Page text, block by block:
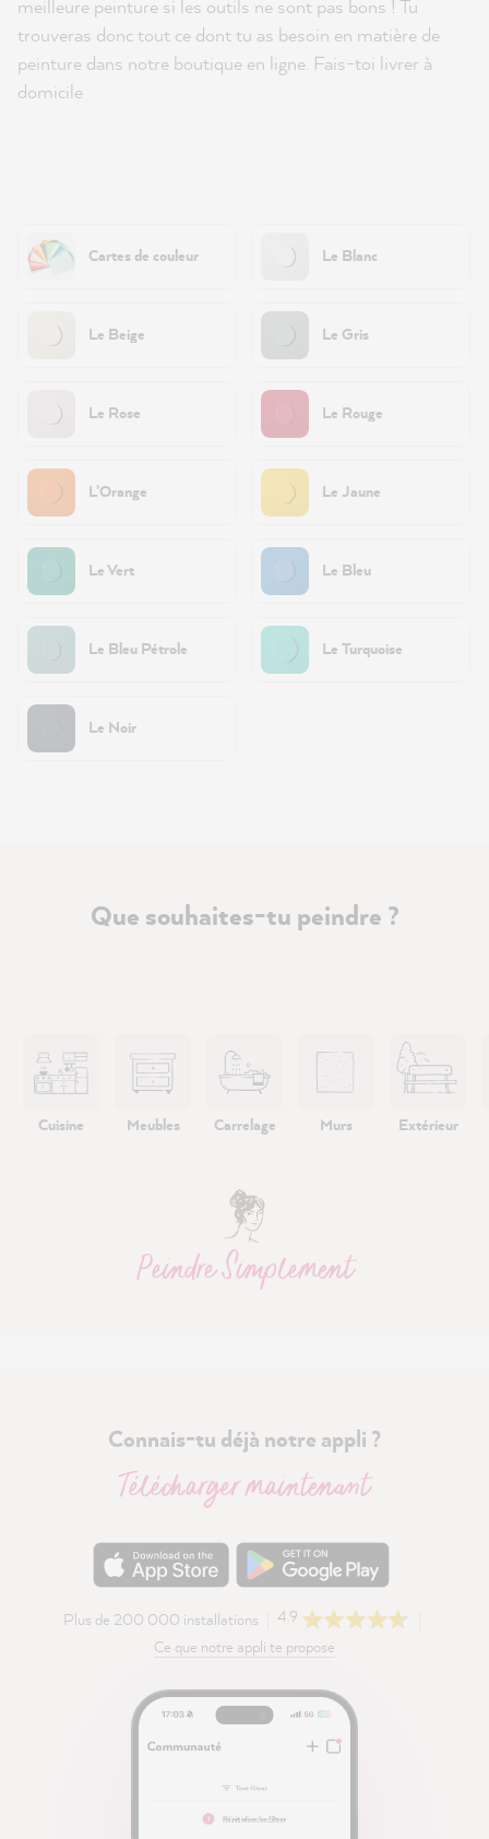
meilleure peinture si les outils ne sont pas bons ! Tu
trouveras donc tout ce dont tu as besoin en matière de
peinture dans notre boutique en ligne. Fais-toi livrer à
domicile
Cartes de couleur Le Blanc
Le Beige Le Gris
Le Rose Le Rouge
L’Orange Le Jaune
Le Vert Le Bleu
Le Bleu Pétrole Le Turquoise
Le Noir
Que souhaites-tu peindre ?
Peindre Simplement
Cuisine Meubles Carrelage Murs Extérieur
Connais-tu déjà notre appli ?
Télécharger maintenant
Plus de 200 000 installations
4.9
Ce que notre appli te propose